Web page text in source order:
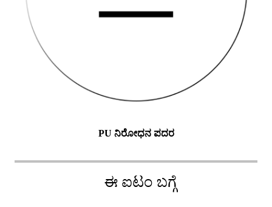
PU ನಿರೋಧನ ಪದರ
ಈ ಐಟಂ ಬಗ್ಗೆ